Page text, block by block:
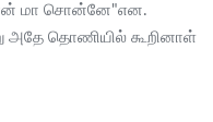
மா சொன்னே"என.
அதே தொணியில் கூறினாள்